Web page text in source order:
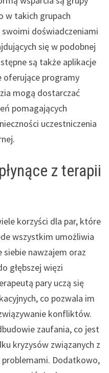
w takich grupach
doświadczeniami
się w podobnej
są także aplikacje
oferujące programy
mogą dostarczać
pomagających
uczestniczenia
z terapii
korzyści dla par, które
wszystkim umożliwia
nawzajem oraz
głębszej więzi
pary uczą się
co pozwala im
konfliktów.
zaufania, co jest
kryzysów związanych z
Dodatkowo,